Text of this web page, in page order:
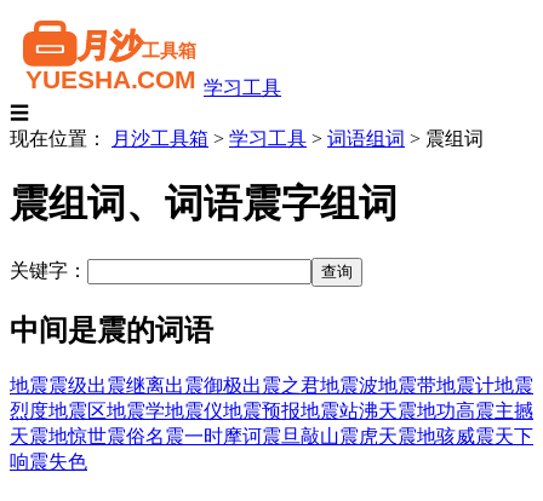
学习工具
☰
现在位置：
月沙工具箱 > 学习工具 > 词语组词 > 震组词
震组词、词语震字组词
关键字：
中间是震的词语
地震震级出震继离出震御极出震之君地震波地震带地震计地震
烈度地震区地震学地震仪地震预报地震站沸天震地功高震主撼
天震地惊世震俗名震一时摩诃震旦敲山震虎天震地骇威震天下
响震失色